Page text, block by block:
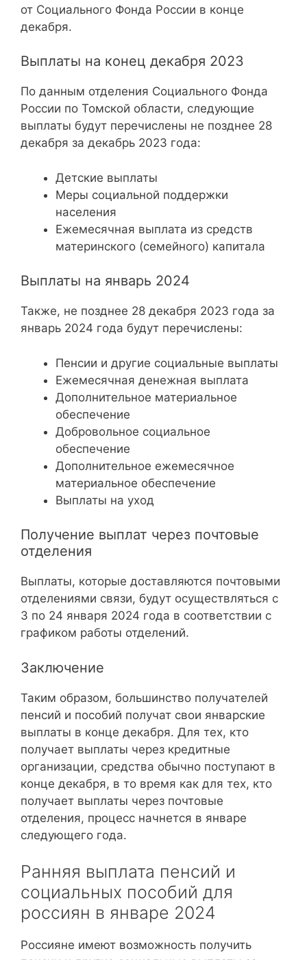
от Социального Фонда России в конце
декабря.
Выплаты на конец декабря 2023
По данным отделения Социального Фонда
России по Томской области, следующие
выплаты будут перечислены не позднее 28
декабря за декабрь 2023 года:
Детские выплаты
Меры социальной поддержки
населения
Ежемесячная выплата из средств
материнского (семейного) капитала
Выплаты на январь 2024
Также, не позднее 28 декабря 2023 года за
январь 2024 года будут перечислены:
Пенсии и другие социальные выплаты
Ежемесячная денежная выплата
Дополнительное материальное
обеспечение
Добровольное социальное
обеспечение
Дополнительное ежемесячное
материальное обеспечение
Выплаты на уход
Получение выплат через почтовые
отделения
Выплаты, которые доставляются почтовыми
отделениями связи, будут осуществляться с
3 по 24 января 2024 года в соответствии с
графиком работы отделений.
Заключение
Таким образом, большинство получателей
пенсий и пособий получат свои январские
выплаты в конце декабря. Для тех, кто
получает выплаты через кредитные
организации, средства обычно поступают в
конце декабря, в то время как для тех, кто
получает выплаты через почтовые
отделения, процесс начнется в январе
следующего года.
Ранняя выплата пенсий и
социальных пособий для
россиян в январе 2024
Россияне имеют возможность получить